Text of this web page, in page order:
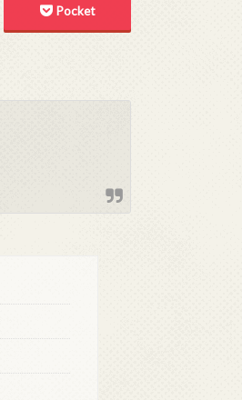
Pocket